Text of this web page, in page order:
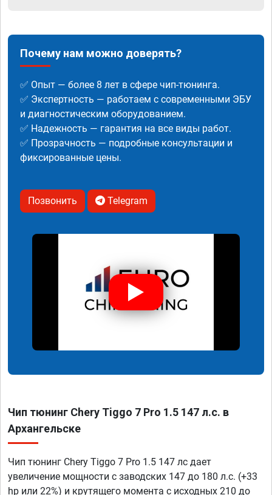
Почему нам можно доверять?
✅ Опыт — более 8 лет в сфере чип-тюнинга.
✅ Экспертность — работаем с современными ЭБУ
и диагностическим оборудованием.
✅ Надежность — гарантия на все виды работ.
✅ Прозрачность — подробные консультации и
фиксированные цены.
Позвонить Telegram
Чип тюнинг Chery Tiggo 7 Pro 1.5 147 л.с. в
Архангельске
Чип тюнинг Chery Tiggo 7 Pro 1.5 147 лс дает
увеличение мощности с заводских 147 до 180 л.с. (+33
hp или 22%) и крутящего момента с исходных 210 до